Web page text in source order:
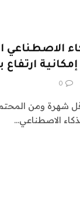
ارتفاع
0
شهرة ومن
الاصطناعي…